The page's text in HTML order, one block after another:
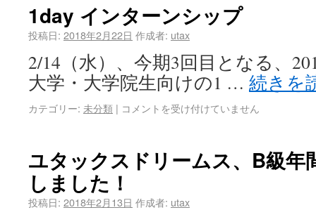
1day インターンシップ
投稿日: 2018年2月22日 作成者: utax
2/14（水）、今期3回目となる、
大学・大学院生向けの1 … 続きを
カテゴリー: 未分類 | コメントを受け付けていません
ユタックスドリームス、B級年
しました！
投稿日: 2018年2月13日 作成者: utax